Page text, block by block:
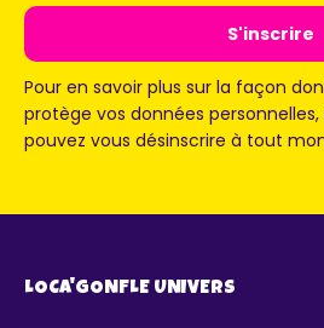
Pour en savoir plus sur la façon
protège vos données personnelles,
pouvez vous désinscrire à tout
LOCA'GONFLE UNIVERS